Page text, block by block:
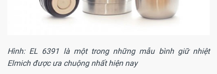
Hình: EL 6391 là một trong những mẫu bình giữ nhiệt
Elmich được ưa chuộng nhất hiện nay